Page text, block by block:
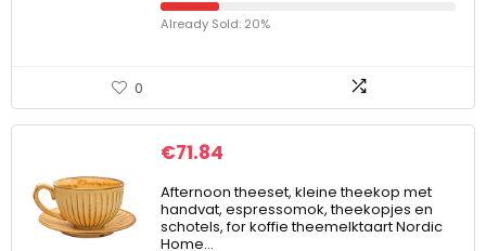
Already Sold: 20%
0
€71.84
Afternoon theeset, kleine theekop met
handvat, espressomok, theekopjes en
schotels, for koffie theemelktaart Nordic
Home…